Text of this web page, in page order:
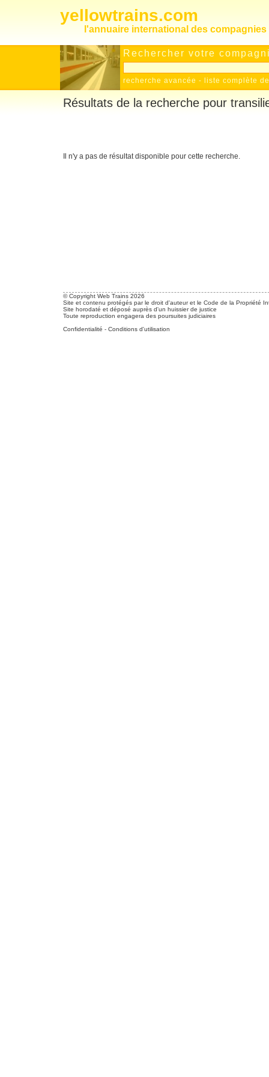
yellowtrains.com
l'annuaire international des
Rechercher votre
recherche avancée - liste complète
Résultats de la recherche pour
Il n'y a pas de résultat disponible pour cette recherche.
© Copyright Web Trains 2026
Site et contenu protégés par le droit d'auteur et le Code de la Propriété
Site horodaté et déposé auprès d'un huissier de justice
Toute reproduction engagera des poursuites judiciaires
Confidentialité - Conditions d'utilisation